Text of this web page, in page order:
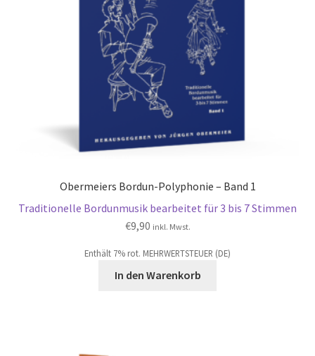
Obermeiers Bordun-Polyphonie – Band 1
Traditionelle Bordunmusik bearbeitet für 3 bis 7 Stimmen
€9,90 inkl. Mwst.
Enthält 7% rot. MEHRWERTSTEUER (DE)
In den Warenkorb